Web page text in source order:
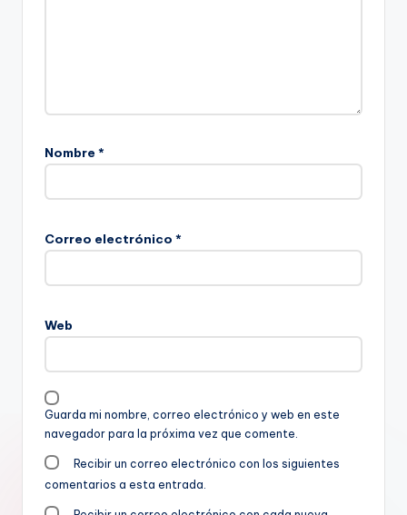
Nombre *
Correo electrónico *
Web
Guarda mi nombre, correo electrónico y web en este
navegador para la próxima vez que comente.
Recibir un correo electrónico con los siguientes
comentarios a esta entrada.